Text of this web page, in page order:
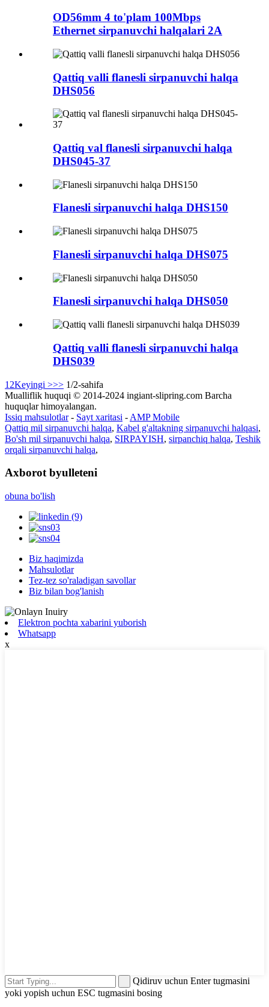
OD56mm 4 to'plam 100Mbps
Ethernet sirpanuvchi halqalari 2A
Qattiq valli flanesli sirpanuvchi halqa
DHS056
Qattiq val flanesli sirpanuvchi halqa
DHS045-37
Flanesli sirpanuvchi halqa DHS150
Flanesli sirpanuvchi halqa DHS075
Flanesli sirpanuvchi halqa DHS050
Qattiq valli flanesli sirpanuvchi halqa
DHS039
1 2Keyingi >>> 1/2-sahifa
Mualliflik huquqi © 2014-2024 ingiant-slipring.com Barcha
huquqlar himoyalangan.
Issiq mahsulotlar- Sayt xaritasi - AMP Mobile
Qattiq mil sirpanuvchi halqa, Kabel g'altakning sirpanuvchi halqasi,
Bo'sh mil sirpanuvchi halqa, SIRPAYISH, sirpanchiq halqa, Teshik
orqali sirpanuvchi halqa,
Axborot byulleteni
obuna bo'lish
Biz haqimizda
Mahsulotlar
Tez-tez so'raladigan savollar
Biz bilan bog'lanish
Elektron pochta xabarini yuborish
Whatsapp
x
Qidiruv uchun Enter tugmasini
yoki yopish uchun ESC tugmasini bosing